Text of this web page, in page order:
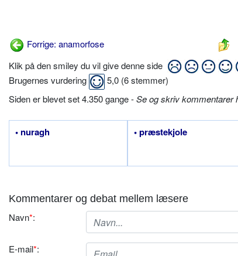
Forrige: anamorfose
Klik på den smiley du vil give denne side
Brugernes vurdering
5,0 (6stemmer)
Siden er blevet set 4.350 gange -Se og skriv kommentarer
• nuragh • præstekjole
Kommentarer og debat mellem læsere
Navn*:
E-mail*: